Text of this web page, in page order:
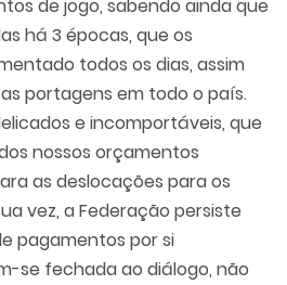
de jogo, sabendo ainda que
há 3 épocas, que os
todos os dias, assim
portagens em todo o país.
e incomportáveis, que
nossos orçamentos
as deslocações para os
vez, a Federação persiste
pagamentos por si
se fechada ao diálogo, não